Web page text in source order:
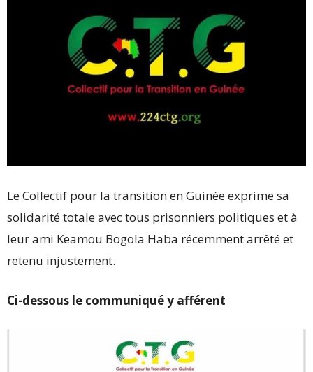
Le Collectif pour la transition en Guinée exprime sa
solidarité totale avec tous prisonniers politiques et à
leur ami Keamou Bogola Haba récemment arrêté et
retenu injustement.
Ci-dessous le communiqué y afférent